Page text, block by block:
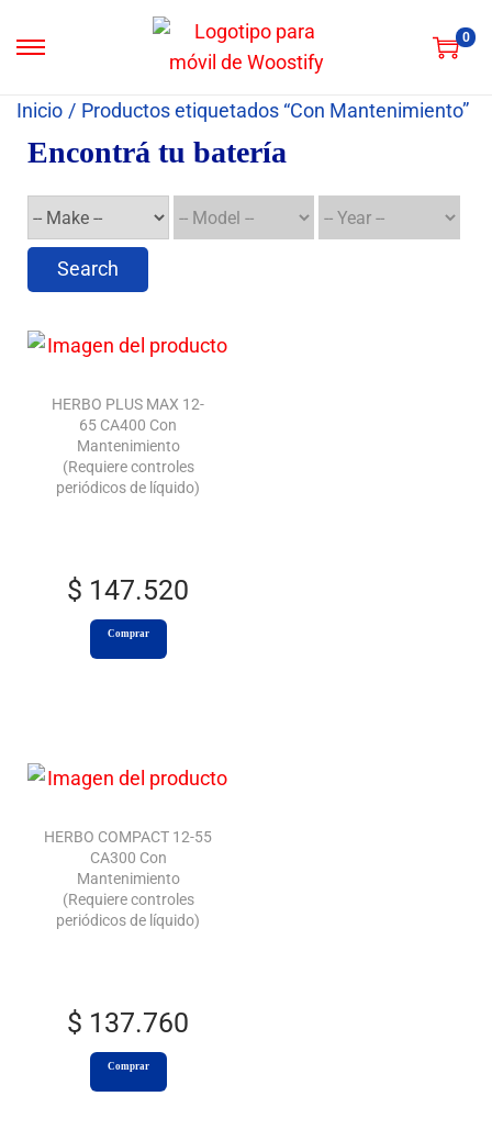
0
Inicio / Productos etiquetados “Con Mantenimiento”
Encontrá tu batería
Search
HERBO PLUS MAX 12-
65 CA400 Con
Mantenimiento
(Requiere controles
periódicos de líquido)
$ 147.520
Comprar
HERBO COMPACT 12-55
CA300 Con
Mantenimiento
(Requiere controles
periódicos de líquido)
$ 137.760
Comprar